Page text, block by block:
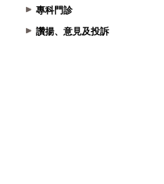
專科門診
讚揚、意見及投訴